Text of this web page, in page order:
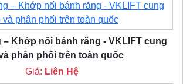
– Khớp nối bánh răng - VKLIFT cung
phân phối trên toàn quốc
Giá: Liên Hệ